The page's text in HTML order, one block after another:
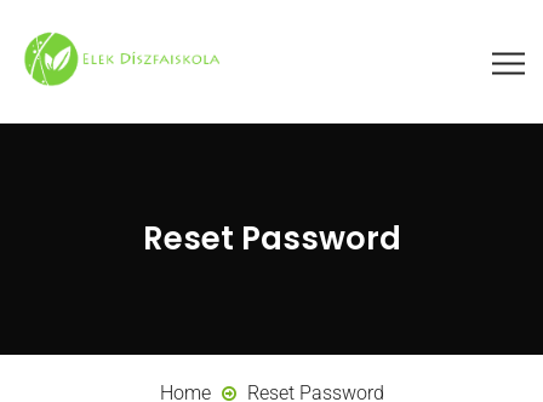
Reset Password
Home Reset Password